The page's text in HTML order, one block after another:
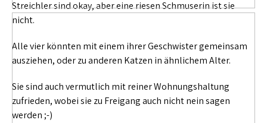
Streichler sind okay, aber eine riesen Schmuserin ist sie
nicht.
Alle vier könnten mit einem ihrer Geschwister gemeinsam
ausziehen, oder zu anderen Katzen in ähnlichem Alter.
Sie sind auch vermutlich mit reiner Wohnungshaltung
zufrieden, wobei sie zu Freigang auch nicht nein sagen
werden ;-)